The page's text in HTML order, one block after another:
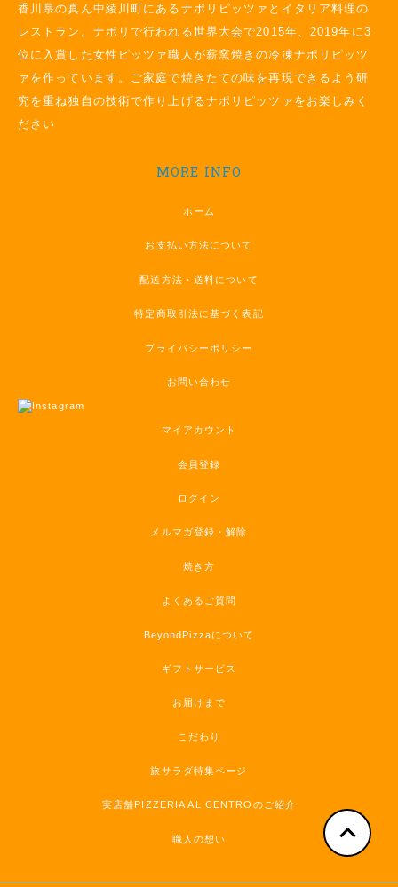
香川県の真ん中綾川町にあるナポリピッツァとイタリア料理の
レストラン。ナポリで行われる世界大会で2015年、2019年に3
位に入賞した女性ピッツァ職人が薪窯焼きの冷凍ナポリピッツ
ァを作っています。ご家庭で焼きたての味を再現できるよう研
究を重ね独自の技術で作り上げるナポリピッツァをお楽しみく
ださい
MORE INFO
ホーム
お支払い方法について
配送方法・送料について
特定商取引法に基づく表記
プライバシーポリシー
お問い合わせ
マイアカウント
会員登録
ログイン
メルマガ登録・解除
焼き方
よくあるご質問
BeyondPizzaについて
ギフトサービス
お届けまで
こだわり
旅サラダ特集ページ
実店舗PIZZERIA AL CENTROのご紹介
職人の想い